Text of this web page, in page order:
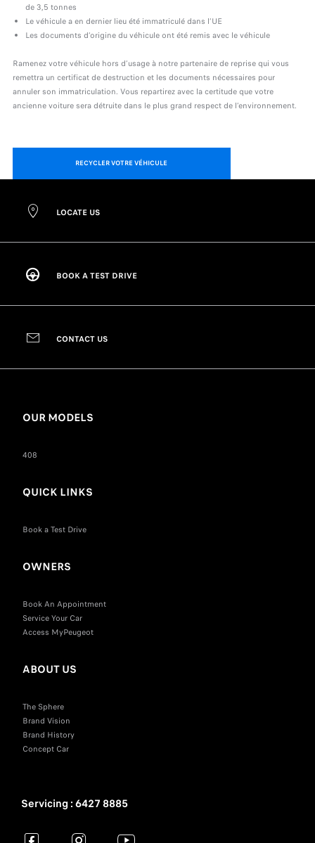
de 3,5 tonnes
Le véhicule a en dernier lieu été immatriculé dans l’UE
Les documents d’origine du véhicule ont été remis avec le véhicule
Ramenez votre véhicule hors d’usage à notre partenaire de reprise qui vous
remettra un certificat de destruction et les documents nécessaires pour
annuler son immatriculation. Vous repartirez avec la certitude que votre
ancienne voiture sera détruite dans le plus grand respect de l’environnement.
RECYCLER VOTRE VÉHICULE
LOCATE US
BOOK A TEST DRIVE
CONTACT US
OUR MODELS
408
QUICK LINKS
Book a Test Drive
OWNERS
Book An Appointment
Service Your Car
Access MyPeugeot
ABOUT US
The Sphere
Brand Vision
Brand History
Concept Car
Servicing : 6427 8885